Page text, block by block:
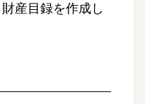
産目録を作成し